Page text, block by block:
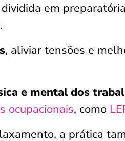
em
, aliviar tensões e
e mental dos
ocupacionais, como
a prática